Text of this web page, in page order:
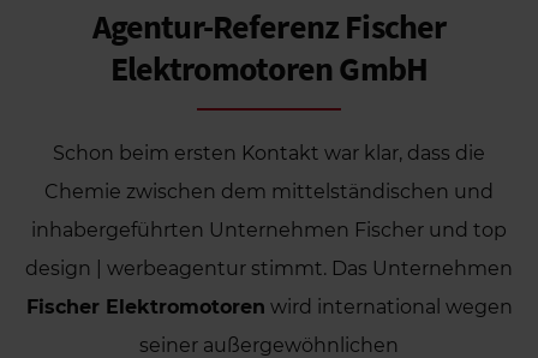
Agentur-ReferenzFischer
Elektromotoren GmbH
Schon beim ersten Kontakt war klar, dass die
Chemie zwischen dem mittelständischen und
inhabergeführten Unternehmen Fischer und top
design | werbeagentur stimmt. Das Unternehmen
Fischer Elektromotoren wird international wegen
seiner außergewöhnlichen